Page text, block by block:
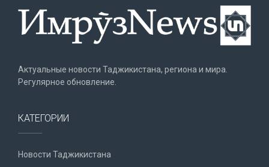
Актуальные новости Таджикистана, региона и мира.
Регулярное обновление.
КАТЕГОРИИ
Новости Таджикистана